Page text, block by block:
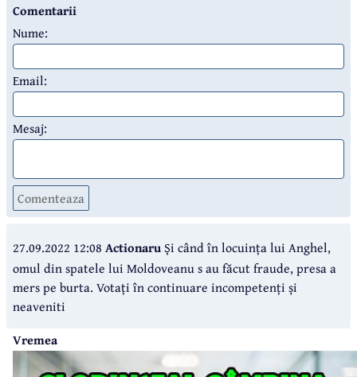
Comentarii
Nume:
Email:
Mesaj:
Comenteaza
27.09.2022 12:08 ActionaruȘi când în locuința lui Anghel,
omul din spatele lui Moldoveanu s au făcut fraude, presa a
mers pe burta. Votați în continuare incompetenți și
neaveniti
Vremea